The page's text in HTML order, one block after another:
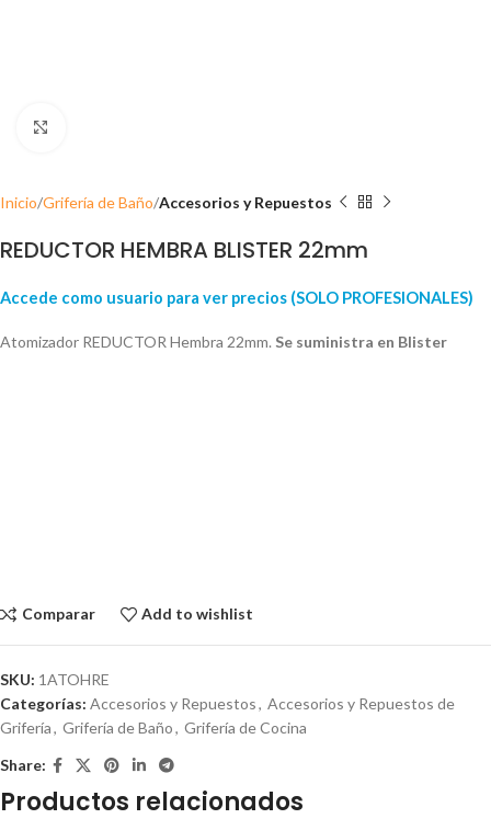
Inicio Grifería de Baño Accesorios y Repuestos
REDUCTOR HEMBRA BLISTER 22mm
Accede como usuario para ver precios (SOLO PROFESIONALES)
Atomizador REDUCTOR Hembra 22mm. Se suministra en Blister
Comparar Add to wishlist
SKU: 1ATOHRE
Categorías: Accesorios y Repuestos, Accesorios y Repuestos de
Grifería, Grifería de Baño, Grifería de Cocina
Share:
Productos relacionados